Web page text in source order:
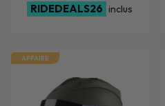
RIDEDEALS26 inclus
AFFAIRE